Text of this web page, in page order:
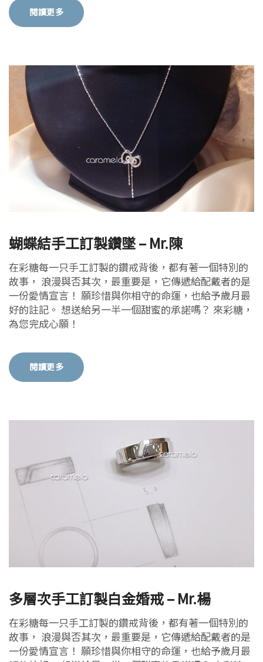
閱讀更多
蝴蝶結手工訂製鑽墜 – Mr.陳
在彩糖每一只手工訂製的鑽戒背後，都有著一個特別的
故事， 浪漫與否其次，最重要是，它傳遞給配戴者的是
一份愛情宣言！ 願珍惜與你相守的命運，也給予歲月最
好的註記。 想送給另一半一個甜蜜的承諾嗎？ 來彩糖，
為您完成心願！
閱讀更多
多層次手工訂製白金婚戒 – Mr.楊
在彩糖每一只手工訂製的鑽戒背後，都有著一個特別的
故事， 浪漫與否其次，最重要是，它傳遞給配戴者的是
一份愛情宣言！ 願珍惜與你相守的命運，也給予歲月最